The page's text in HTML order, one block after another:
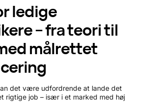
ledige
– fra teori til
målrettet
det være udfordrende at lande det
rigtige job – især i et marked med høj